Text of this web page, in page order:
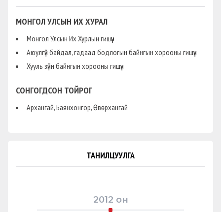
МОНГОЛ УЛСЫН ИХ ХУРАЛ
Монгол Улсын Их Хурлын гишүүн
Аюулгүй байдал, гадаад бодлогын байнгын хорооны гишүүн
Хууль зүйн байнгын хорооны гишүүн
СОНГОГДСОН ТОЙРОГ
Архангай, Баянхонгор, Өвөрхангай
ТАНИЛЦУУЛГА
2012 он